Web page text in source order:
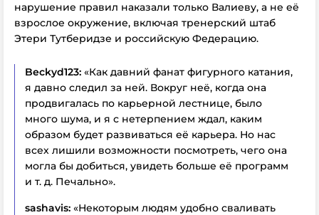
нарушение правил наказали только Валиеву, а не её
взрослое окружение, включая тренерский штаб
Этери Тутберидзе и российскую Федерацию.
Beckyd123: «Как давний фанат фигурного катания,
я давно следил за ней. Вокруг неё, когда она
продвигалась по карьерной лестнице, было
много шума, и я с нетерпением ждал, каким
образом будет развиваться её карьера. Но нас
всех лишили возможности посмотреть, чего она
могла бы добиться, увидеть больше её программ
и т. д. Печально».
sashavis: «Некоторым людям удобно сваливать